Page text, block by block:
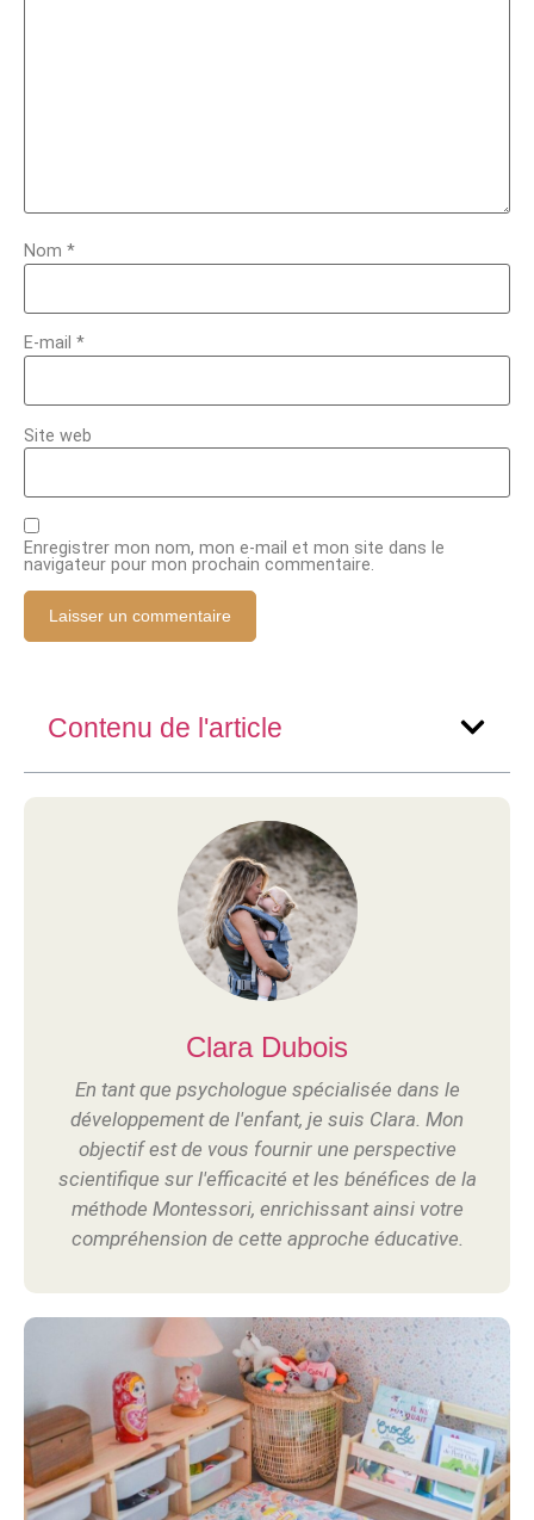
Nom *
E-mail *
Site web
Enregistrer mon nom, mon e-mail et mon site dans le
navigateur pour mon prochain commentaire.
Contenu de l'article
Clara Dubois
En tant que psychologue spécialisée dans le
développement de l'enfant, je suis Clara. Mon
objectif est de vous fournir une perspective
scientifique sur l'efficacité et les bénéfices de la
méthode Montessori, enrichissant ainsi votre
compréhension de cette approche éducative.